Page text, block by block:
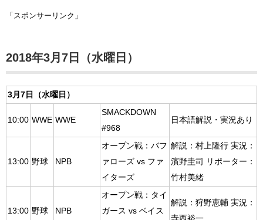
「スポンサーリンク」
2018年3月7日（水曜日）
3月7日（水曜日）
10:00 WWE WWE
SMACKDOWN
#968
日本語解説・実況あり
13:00 野球 NPB
オープン戦：バフ
ァローズ vs ファ
イターズ
解説：村上隆行 実況：
濱野圭司 リポーター：
竹村美緒
13:00 野球 NPB
オープン戦：タイ
ガース vs ベイス
解説：狩野恵輔 実況：